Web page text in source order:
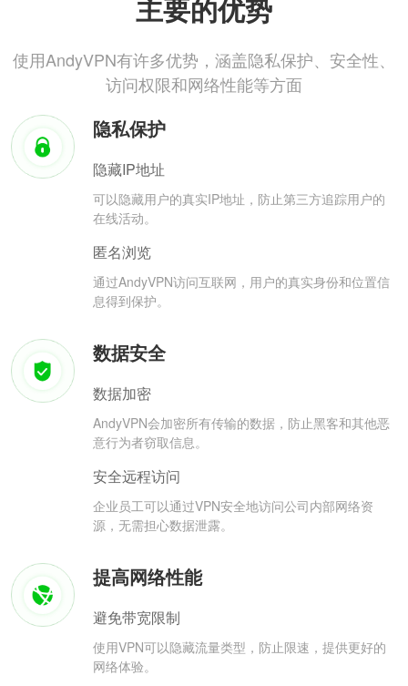
主要的优势
使用AndyVPN有许多优势，涵盖隐私保护、安全性、
访问权限和网络性能等方面
隐私保护
隐藏IP地址
可以隐藏用户的真实IP地址，防止第三方追踪用户的
在线活动。
匿名浏览
通过AndyVPN访问互联网，用户的真实身份和位置信
息得到保护。
数据安全
数据加密
AndyVPN会加密所有传输的数据，防止黑客和其他恶
意行为者窃取信息。
安全远程访问
企业员工可以通过VPN安全地访问公司内部网络资
源，无需担心数据泄露。
提高网络性能
避免带宽限制
使用VPN可以隐藏流量类型，防止限速，提供更好的
网络体验。